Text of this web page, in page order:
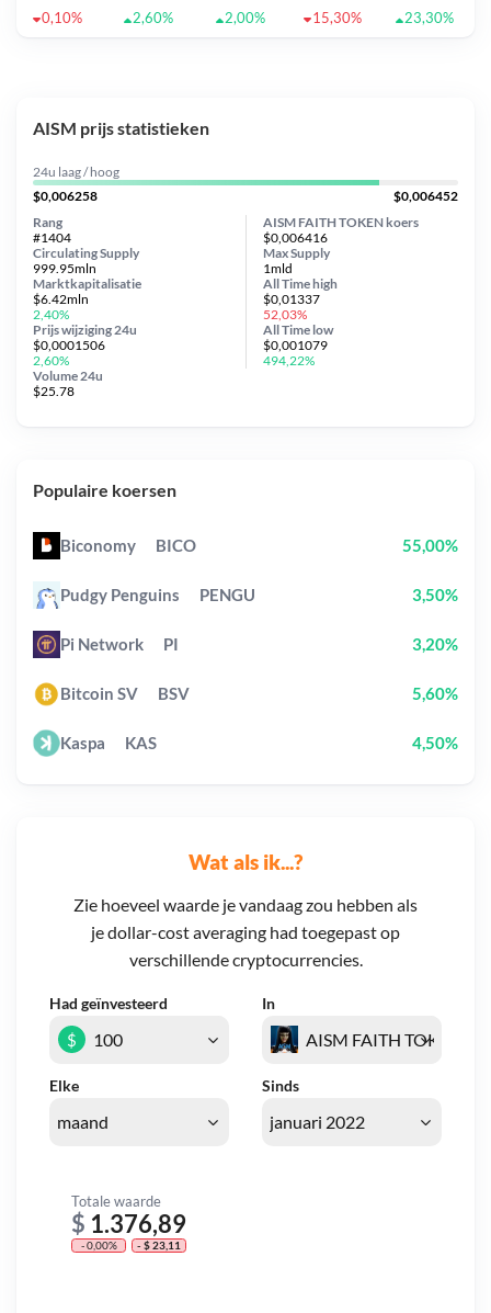
0,10%
2,60% 2,00% 15,30% 23,30%
Wat als ik...?
Zie hoeveel waarde je vandaag zou hebben als
je dollar-cost averaging had toegepast op
verschillende cryptocurrencies.
Had geïnvesteerd In
Elke Sinds
$
Totale waarde
$ 1.376,89
- 0,00% - $ 23,11
AISM prijs statistieken
24u laag / hoog
$0,006258
$0,006452
AISM FAITH TOKEN koers
$0,006416
Circulating Supply
999.95mln
Prijs wijziging 24u
$0,0001506
2,60%
Max Supply
1mld
Marktkapitalisatie
$6.42mln
2,40%
Volume 24u
$25.78
Rang
#1404
All Timehigh
$0,01337
52,03%
All Time low
$0,001079
494,22%
Populaire koersen
Biconomy BICO 55,00%
Pudgy Penguins PENGU 3,50%
Pi Network PI 3,20%
Bitcoin SV BSV 5,60%
Kaspa KAS 4,50%